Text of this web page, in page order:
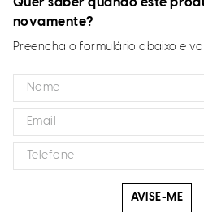
Quer saber quando este
novamente?
Preencha o formulário abaixo e
AVISE-ME